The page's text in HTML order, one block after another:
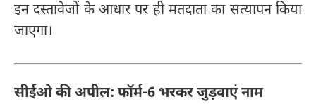
इन दस्तावेजों के आधार पर ही मतदाता का सत्यापन किया
जाएगा।
सीईओ की अपील: फॉर्म-6 भरकर जुड़वाएं नाम